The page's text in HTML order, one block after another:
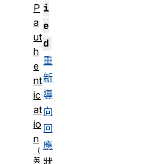
i
e
d
重
新
導
向
回
應
P
a
ut
h
e
nt
ic
at
io
n